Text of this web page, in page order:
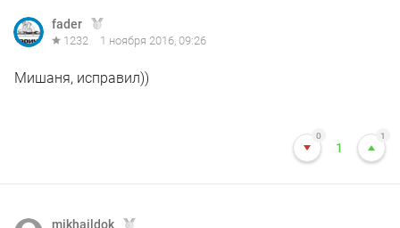
fader
1232 1 ноября 2016, 09:26
Мишаня, исправил))
0
1
1
mikhaildok